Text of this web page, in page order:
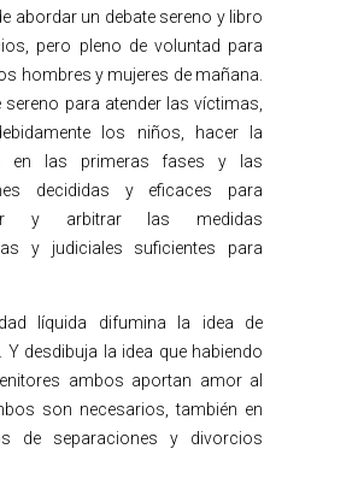
abordar un debate sereno y libro
pero pleno de voluntad para
hombres y mujeres de mañana.
sereno para atender las víctimas,
los niños, hacer la
en las primeras fases y las
decididas y eficaces para
y arbitrar las medidas
y judiciales suficientes para
líquida difumina la idea de
Y desdibuja la idea que habiendo
ambos aportan amor al
son necesarios, también en
de separaciones y divorcios